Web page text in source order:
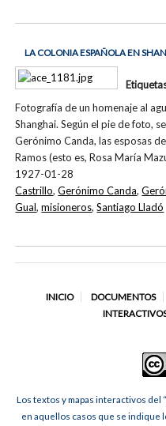
LA COLONIA ESPAÑOLA EN
Fotografía de un homenaje al
Shanghai. Según el pie de foto,
Gerónimo Canda, las esposas
Ramos (esto es, Rosa María
1927-01-28
Castrillo,Gerónimo Canda,
Gual,misioneros,Santiago Lladó
INICIO DOCUMENTOS
Los textos y mapas interactivos del
en aquellos casos que se indique